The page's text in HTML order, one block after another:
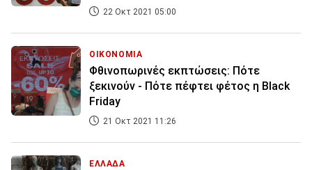
22 Οκτ 2021 05:00
ΟΙΚΟΝΟΜΙΑ
Φθινοπωρινές εκπτώσεις: Πότε
ξεκινούν - Πότε πέφτει φέτος η Black
Friday
21 Οκτ 2021 11:26
ΕΛΛΑΔΑ